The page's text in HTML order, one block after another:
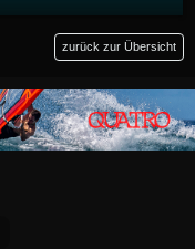
zurück zur Übersicht